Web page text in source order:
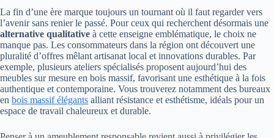
La fin d’une ère marque toujours un tournant où il faut regarder vers
l’avenir sans renier le passé. Pour ceux qui recherchent désormais une
alternative qualitative à cette enseigne emblématique, le choix ne
manque pas. Les consommateurs dans la région ont découvert une
pluralité d’offres mêlant artisanat local et innovations durables. Par
exemple, plusieurs ateliers spécialisés proposent aujourd’hui des
meubles sur mesure en bois massif, favorisant une esthétique à la fois
authentique et contemporaine. Vous trouverez notamment des bureaux
en bois massif élégants alliant résistance et esthétisme, idéals pour un
espace de travail chaleureux et durable.